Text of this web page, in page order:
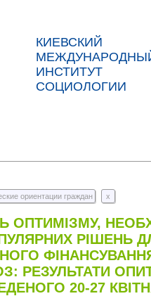
КИЕВСКИЙ
ИНСТИТУТ
СОЦИОЛОГИИ
ориентации граждан x
ОПТИМІЗМУ,
РІШЕНЬ
РЕЗУЛЬТАТИ
20-27